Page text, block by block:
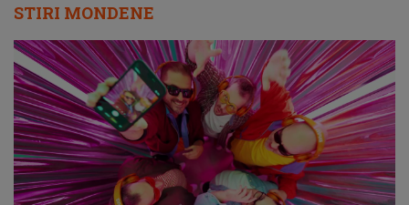
STIRI MONDENE